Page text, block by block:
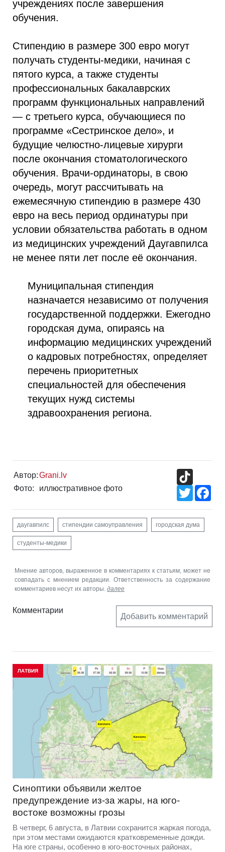
учреждениях после завершения
обучения.
Стипендию в размере 300 евро могут
получать студенты-медики, начиная с
пятого курса, а также студенты
профессиональных бакалаврских
программ функциональных направлений
— с третьего курса, обучающиеся по
программе «Сестринское дело», и
будущие челюстно-лицевые хирурги
после окончания стоматологического
обучения. Врачи-ординаторы, в свою
очередь, могут рассчитывать на
ежемесячную стипендию в размере 430
евро на весь период ординатуры при
условии обязательства работать в одном
из медицинских учреждений Даугавпилса
не менее пяти лет после её окончания.
Муниципальная стипендия
назначается независимо от получения
государственной поддержки. Ежегодно
городская дума, опираясь на
информацию медицинских учреждений
о кадровых потребностях, определяет
перечень приоритетных
специальностей для обеспечения
текущих нужд системы
здравоохранения региона.
Автор:Grani.lv
Фото:
иллюстративное фото
Twitter
даугавпилс стипендии самоуправления городская дума
студенты-медики
Мнение авторов, выраженное в комментариях к статьям, может не
совпадать с мнением редакции. Ответственность за содержание
комментариев несут их авторы. далее
Комментарии
Добавить комментарий
ЛАТВИЯ
Синоптики объявили желтое
предупреждение из-за жары, на юго-
востоке возможны грозы
В четверг, 6 августа, в Латвии сохранится жаркая погода,
при этом местами ожидаются кратковременные дожди.
На юге страны, особенно в юго-восточных районах,